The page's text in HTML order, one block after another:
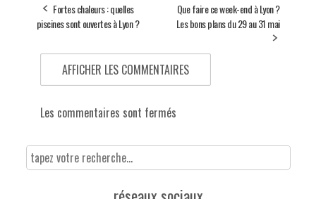
Fortes chaleurs : quelles
piscines sont ouvertes à Lyon ?
Que faire ce week-end à Lyon ?
Les bons plans du 29 au 31 mai
AFFICHER LES COMMENTAIRES
Les commentaires sont fermés